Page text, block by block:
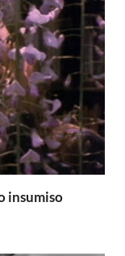
insumiso